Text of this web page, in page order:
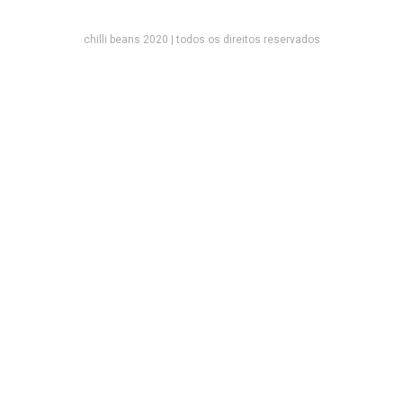
chilli beans 2020 | todos os direitos reservados